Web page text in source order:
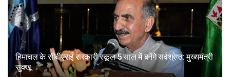
हिमाचल के सीबीएसई सरकारी स्कूल 5 साल में बनेंगे सर्वश्रेष्ठ: मुख्यमंत्री
सुक्खू